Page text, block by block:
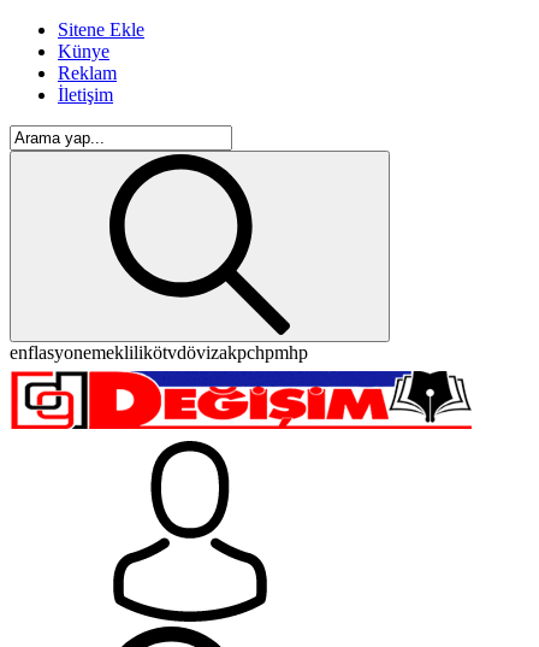
Sitene Ekle
Künye
Reklam
İletişim
enflasyonemeklilikötvdövizakpchpmhp